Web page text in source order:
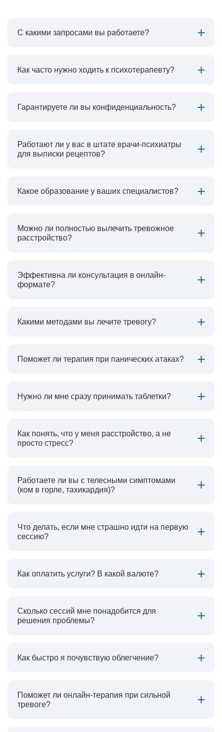
С какими запросами вы работаете?
Как часто нужно ходить к психотерапевту?
Гарантируете ли вы конфиденциальность?
Работают ли у вас в штате врачи-психиатры
для выписки рецептов?
Какое образование у ваших специалистов?
Можно ли полностью вылечить тревожное
расстройство?
Эффективна ли консультация в онлайн-
формате?
Какими методами вы лечите тревогу?
Поможет ли терапия при панических атаках?
Нужно ли мне сразу принимать таблетки?
Как понять, что у меня расстройство, а не
просто стресс?
Работаете ли вы с телесными симптомами
(ком в горле, тахикардия)?
Что делать, если мне страшно идти на первую
сессию?
Как оплатить услуги? В какой валюте?
Сколько сессий мне понадобится для
решения проблемы?
Как быстро я почувствую облегчение?
Поможет ли онлайн-терапия при сильной
тревоге?